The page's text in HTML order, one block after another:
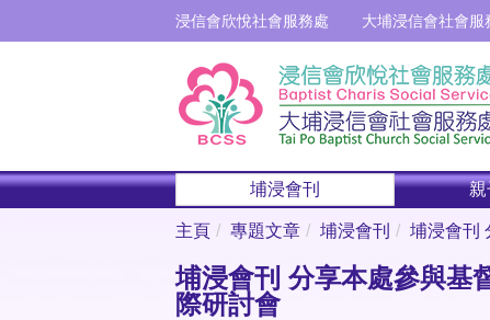
浸信會欣悅社會服務處 大埔浸信會社會服
埔浸會刊 親
主頁 專題文章 埔浸會刊 埔浸會刊
埔浸會刊 分享本處參與基
際研討會